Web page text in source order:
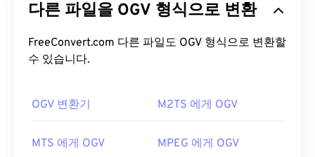
OGG 파일을 여는 기본 프로그램은
VLC 미디어 플레
이어입니다. 또한 Windows Media Player,
RealPlayer,
모바일 기기에서
Google 드라이브 에 있는 OGG 파
않습니다.
단체인 Xiph.Org 재단이 특허 코덱과 경쟁하기 위해
오디오, 비디오, 텍스트(자막) 및 메타데이터를시분
할 다중화(TDM) 방식으로 전송할
다른 파일을 OGV 형식으로 변환
FreeConvert.com 다른 파일도 OGV 형식으로 변환할
수 있습니다.
OGV 변환기 M2TS 에게 OGV
MTS 에게 OGV MPEG 에게 OGV